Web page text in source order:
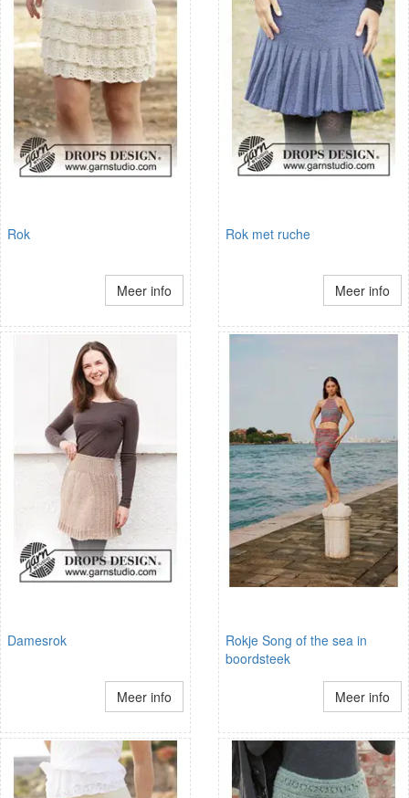
Rok
Meer info
Rok met ruche
Meer info
Damesrok
Meer info
Rokje Song of the sea in
boordsteek
Meer info